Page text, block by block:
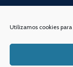
Utilizamos cookies